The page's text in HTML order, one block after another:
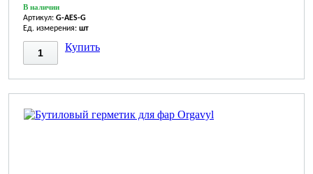
В наличии
Артикул: G-AES-G
Ед. измерения: шт
Купить